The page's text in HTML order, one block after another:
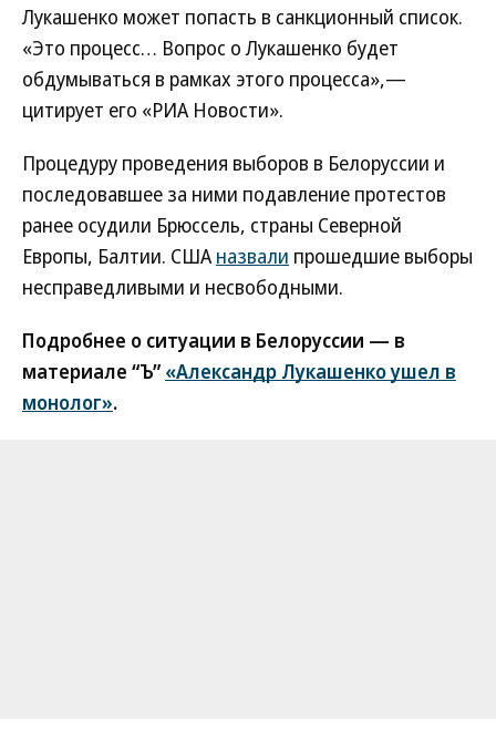
Лукашенко может попасть в санкционный список.
«Это процесс… Вопрос о Лукашенко будет
обдумываться в рамках этого процесса»,—
цитирует его «РИА Новости».
Процедуру проведения выборов в Белоруссии и
последовавшее за ними подавление протестов
ранее осудили Брюссель, страны Северной
Европы, Балтии. США назвали прошедшие выборы
несправедливыми и несвободными.
Подробнее о ситуации в Белоруссии — в
материале “Ъ” «Александр Лукашенко ушел в
монолог».